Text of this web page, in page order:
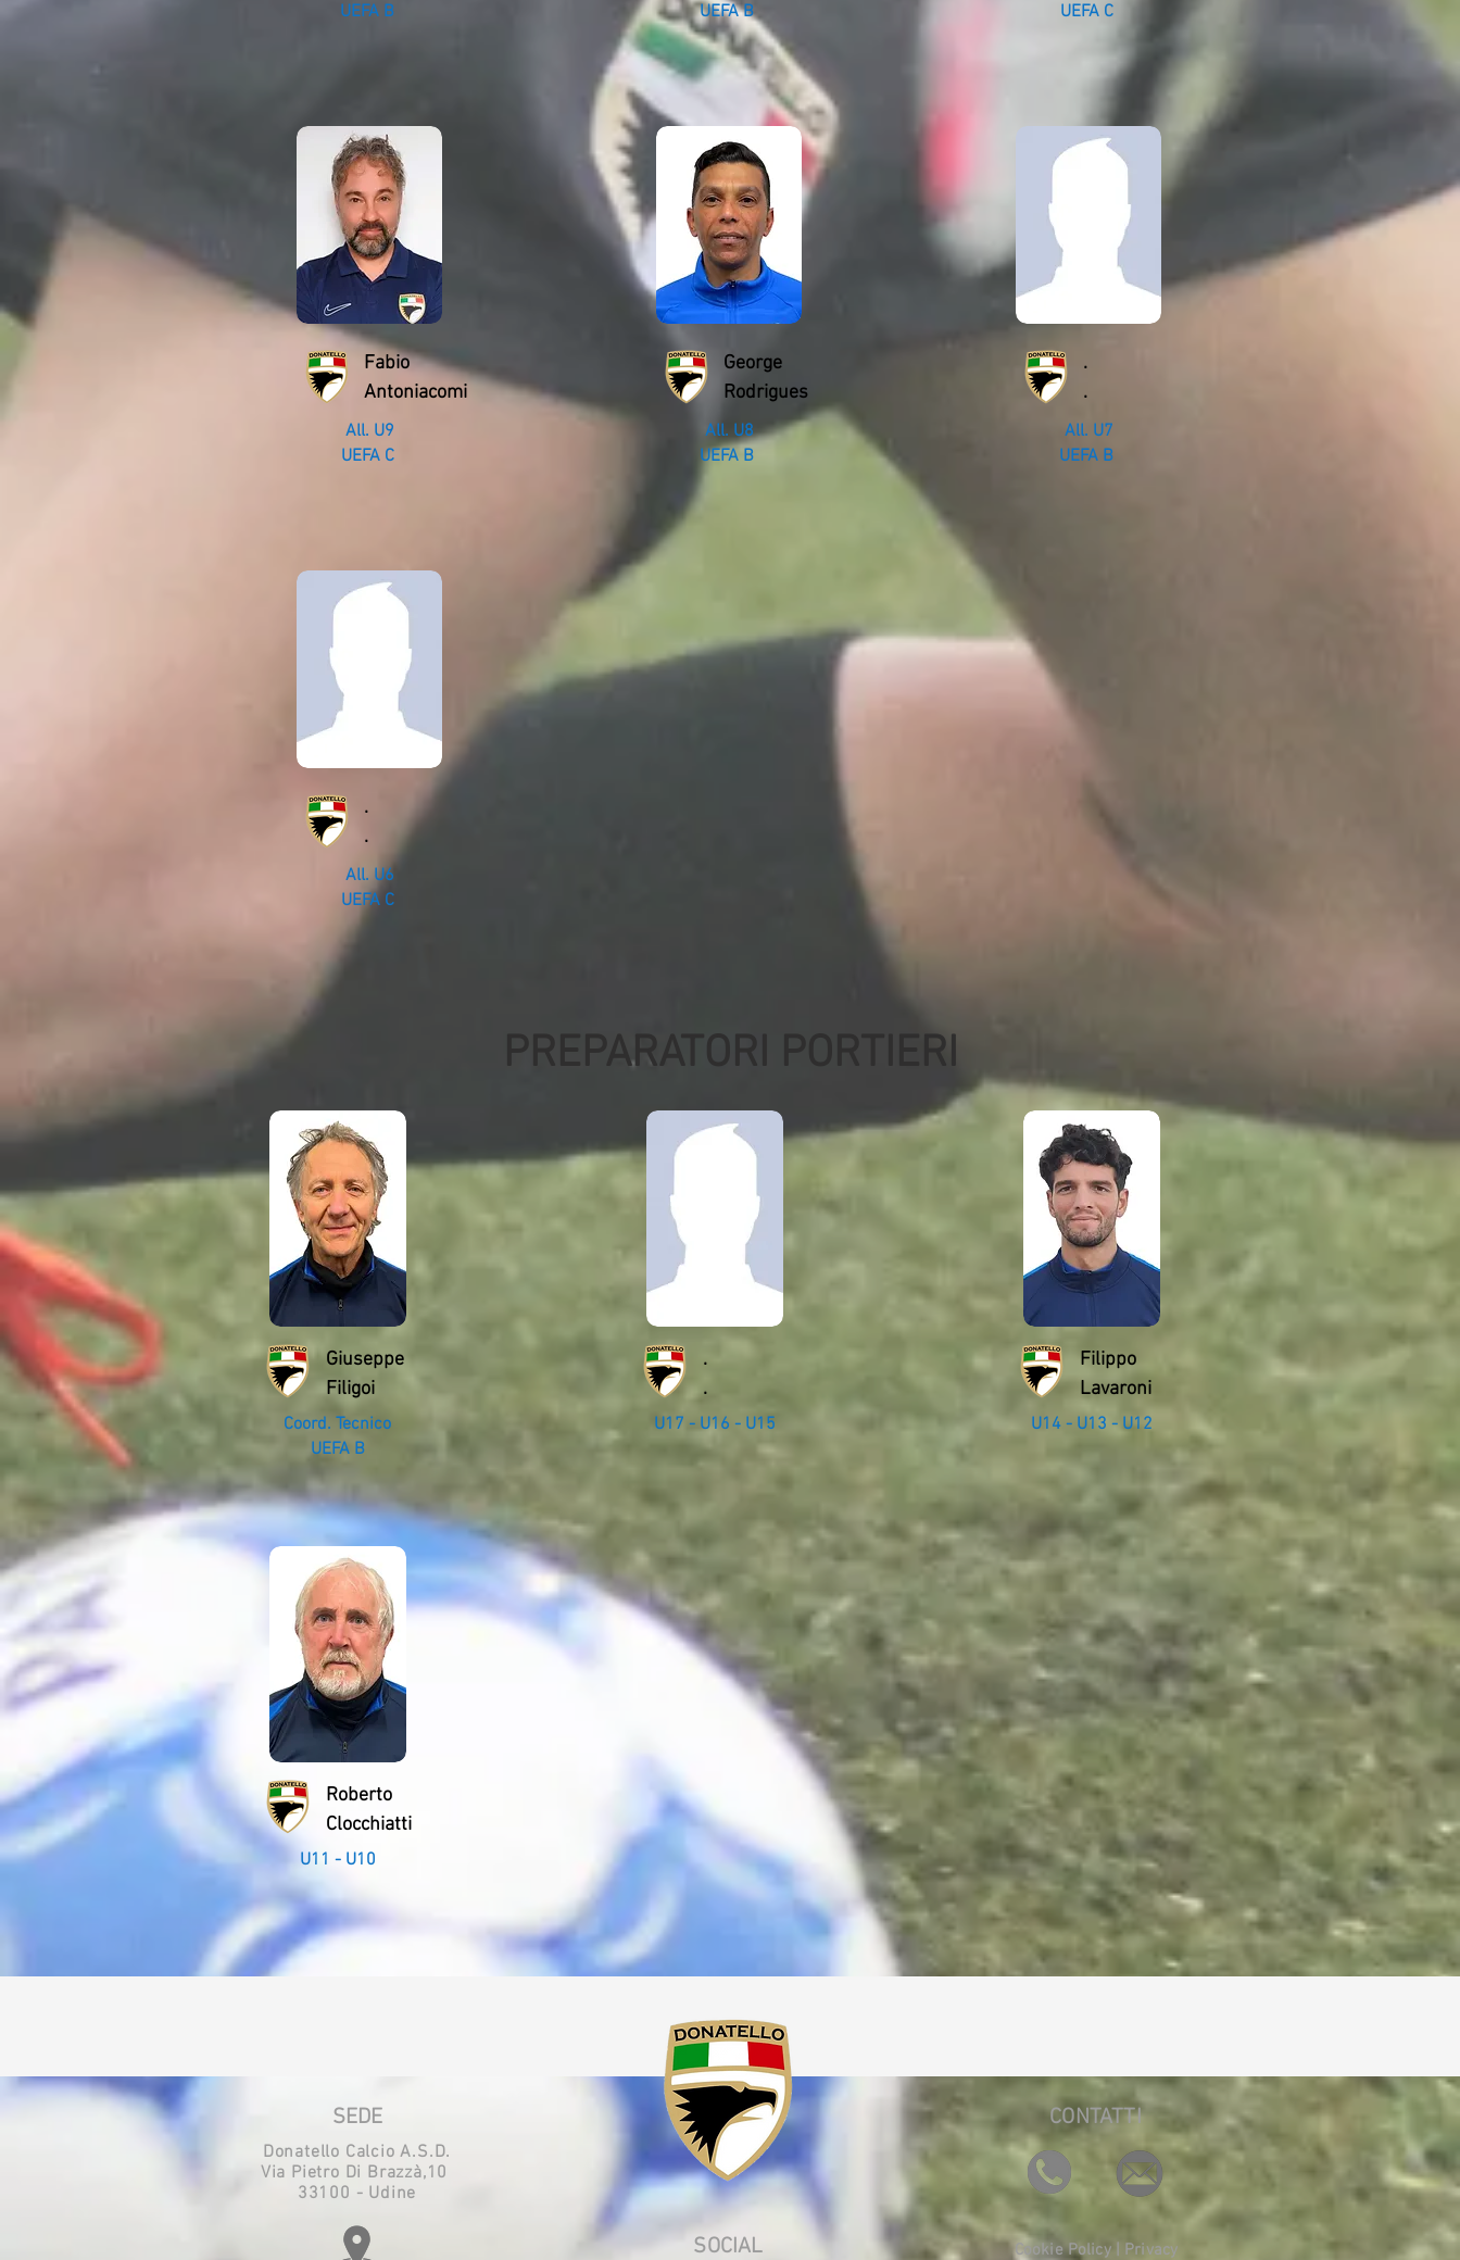
UEFA B
Fabio
Antoniacomi
All. U9
UEFA C
.
.
All. U6
UEFA C
UEFA B
George
Rodrigues
All. U8
UEFA B
UEFA C
.
.
All. U7
UEFA B
PREPARATORI PORTIERI
Giuseppe
Filigoi
Coord. Tecnico
UEFA B
Roberto
Clocchiatti
U11 - U10
.
.
U17 - U16 - U15
Filippo
Lavaroni
U14 - U13 - U12
SEDE CONTATTI
Donatello Calcio A.S.D.
Via Pietro Di Brazzà,10
33100 - Udine
SOCIAL Cookie Policy| Privacy